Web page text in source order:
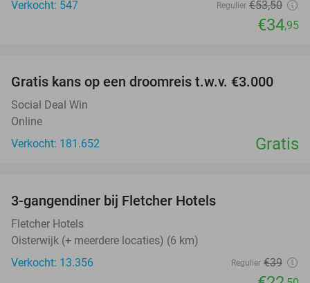
Verkocht: 547
Regulier €53,50
€34,95
Gratis kans op een droomreis t.w.v. €3.000
Social Deal Win
Online
Verkocht: 181.652
Gratis
3-gangendiner bij Fletcher Hotels
Fletcher Hotels
Oisterwijk (+ meerdere locaties) (6 km)
Verkocht: 13.356
Regulier €39